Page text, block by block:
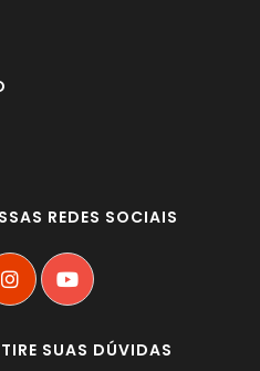
REDES SOCIAIS
SUAS DÚVIDAS